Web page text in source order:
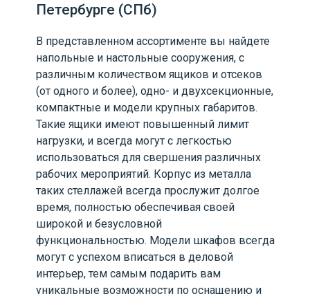
Петербурге (СПб)
В представленном ассортименте вы найдете
напольные и настольные сооружения, с
различным количеством ящиков и отсеков
(от одного и более), одно- и двухсекционные,
компактные и модели крупных габаритов.
Такие ящики имеют повышенный лимит
нагрузки, и всегда могут с легкостью
использоваться для свершения различных
рабочих мероприятий. Корпус из металла
таких стеллажей всегда прослужит долгое
время, полностью обеспечивая своей
широкой и безусловной
функциональностью. Модели шкафов всегда
могут с успехом вписаться в деловой
интерьер, тем самым подарить вам
уникальные возможности по оснащению и